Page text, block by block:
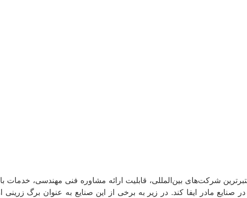
شرکت‌های بین‌المللی، قابلیت ارائه مشاوره فنی مهندسی، خدمات
مادر ایفا کند. در زیر به برخی از این صنایع به عنوان برگ زرینی